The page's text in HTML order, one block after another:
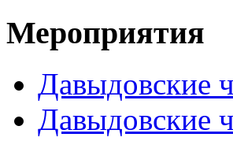
Мероприятия
Давыдовские
Давыдовские